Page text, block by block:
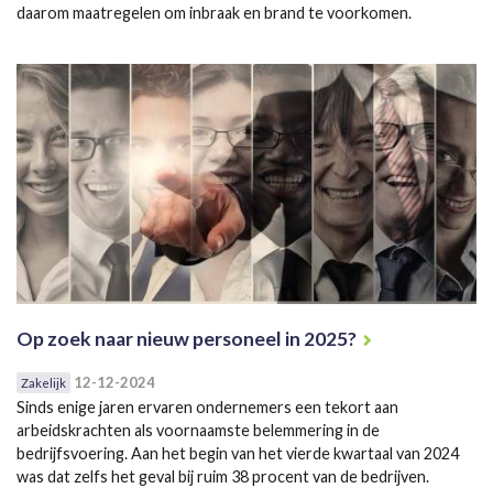
daarom maatregelen om inbraak en brand te voorkomen.
Op zoek naar nieuw personeel in 2025?
Zakelijk 12-12-2024
Sinds enige jaren ervaren ondernemers een tekort aan
arbeidskrachten als voornaamste belemmering in de
bedrijfsvoering. Aan het begin van het vierde kwartaal van 2024
was dat zelfs het geval bij ruim 38 procent van de bedrijven.